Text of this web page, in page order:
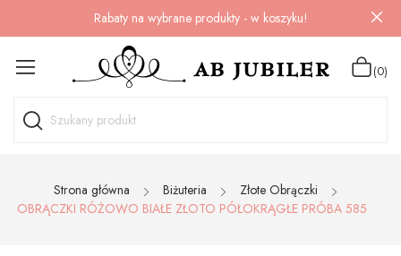
Rabaty na wybrane produkty - w koszyku!
(0)
Strona główna Biżuteria
Złote Obrączki
OBRĄCZKI RÓŻOWO BIAŁE ZŁOTO PÓŁOKRĄGŁE PRÓBA 585